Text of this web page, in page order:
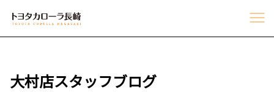
大村店スタッフブログ